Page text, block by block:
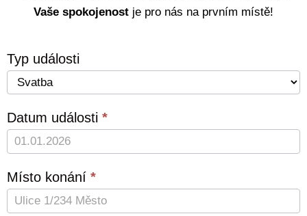
Vaše spokojenost je pro nás na prvním místě!
Contact
us
Typ události
Datum události *
Místo konání *